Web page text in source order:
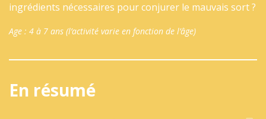
ingrédients nécessaires pour conjurer le mauvais sort ?
Age : 4 à 7 ans (l’activité varie en fonction de l’âge)
En résumé